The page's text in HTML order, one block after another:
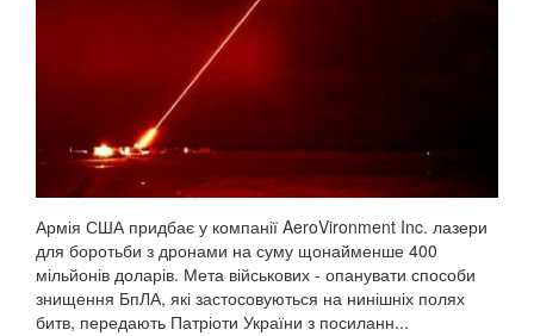
Армія США придбає у компанії AeroVironment Inc. лазери
для боротьби з дронами на суму щонайменше 400
мільйонів доларів. Мета військових - опанувати способи
знищення БпЛА, які застосовуються на нинішніх полях
битв, передають Патріоти України з посиланн...